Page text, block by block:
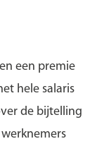
een premie
hele salaris
de bijtelling